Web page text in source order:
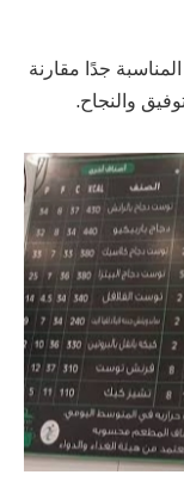
جدًا مقارنة
والنجاح.